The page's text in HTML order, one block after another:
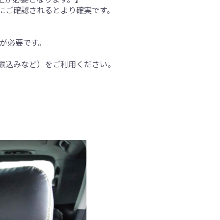
確認されるとより確実です。
要です。
みなど）をご利用ください。